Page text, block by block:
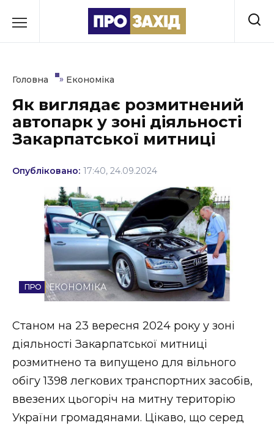
до
Культура
Освіта
Події
Політика
Соціум
Спорт
Стиль життя
Втрачений Ужгород (відеоверсія)
ЗАКАРПАТСЬКІ НОВИНИ
Головна » Економіка
Як виглядає розмитнений
автопарк у зоні діяльності
Закарпатської митниці
Опубліковано: 17:40, 24.09.2024
ЕКОНОМІКА
Станом на 23 вересня 2024 року у зоні
діяльності Закарпатської митниці
розмитнено та випущено для вільного
обігу 1398 легкових транспортних засобів,
ввезених цьогоріч на митну територію
України громадянами. Цікаво, що серед